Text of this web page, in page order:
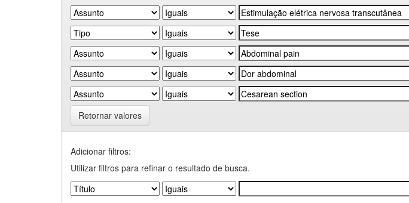
Retornar valores
Adicionar filtros:
Utilizar filtros para refinar o resultado de busca.